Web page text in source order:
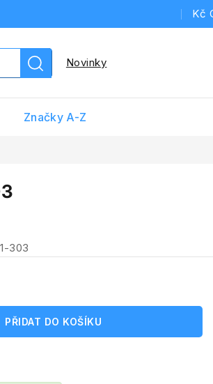
Kč
Novinky
Značky A-Z
303
PŘIDAT DO KOŠÍKU